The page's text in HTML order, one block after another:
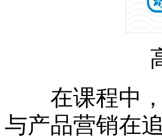
在课程中，
与产品营销在